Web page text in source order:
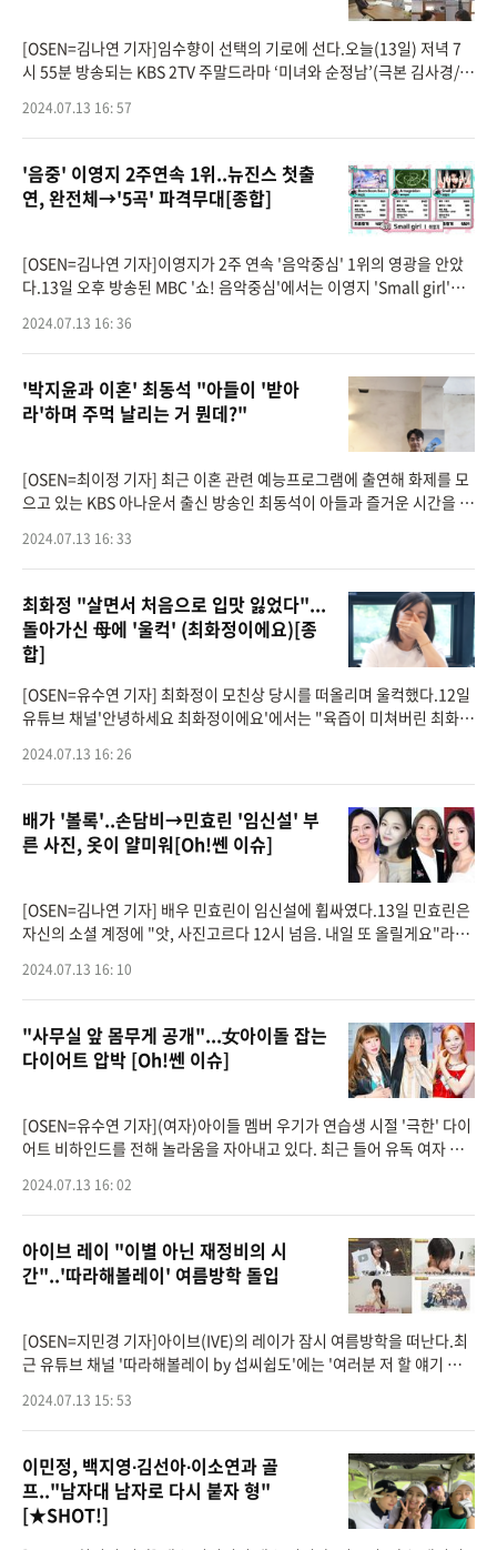
[OSEN=김나연 기자]임수향이 선택의 기로에 선다.오늘(13일) 저녁 7
시 55분 방송되는 KBS 2TV 주말드라마 ‘미녀와 순정남’(극본 김사경/
기에 처한 백미
2024.07.13 16: 57
'음중' 이영지 2주연속 1위..뉴진스 첫출
연, 완전체→'5곡' 파격무대[종합]
[OSEN=김나연 기자]이영지가 2주 연속 '음악중심' 1위의 영광을 안았
다.13일 오후 방송된 MBC '쇼! 음악중심'에서는 이영지 'Small girl'가
제치고 7월 둘째주 1위를 차지했다.이날 방송
2024.07.13 16: 36
'박지윤과 이혼' 최동석 "아들이 '받아
라'하며 주먹 날리는 거 뭔데?"
[OSEN=최이정 기자] 최근 이혼 관련 예능프로그램에 출연해 화제를 모
으고 있는 KBS 아나운서 출신 방송인 최동석이 아들과 즐거운 시간을 가
막에 이런 자
2024.07.13 16: 33
최화정 "살면서 처음으로 입맛 잃었다"...
돌아가신 母에 '울컥' (최화정이에요)[종
합]
[OSEN=유수연 기자] 최화정이 모친상 당시를 떠올리며 울컥했다.12일
유튜브 채널'안녕하세요 최화정이에요'에서는 "육즙이 미쳐버린 최화정
개된 영상
2024.07.13 16: 26
배가 '볼록'..손담비→민효린 '임신설' 부
른 사진, 옷이 얄미워[Oh!쎈 이슈]
[OSEN=김나연 기자] 배우 민효린이 임신설에 휩싸였다.13일 민효린은
자신의 소셜 계정에 "앗, 사진고르다 12시 넘음. 내일 또 올릴게요"라는
는 공간
2024.07.13 16: 10
"사무실 앞 몸무게 공개"...女아이돌 잡는
다이어트 압박 [Oh!쎈 이슈]
[OSEN=유수연 기자](여자)아이들 멤버 우기가 연습생 시절 '극한' 다이
어트 비하인드를 전해 놀라움을 자아내고 있다. 최근 들어 유독 여자 아
지난 12일,유튜
2024.07.13 16: 02
아이브 레이 "이별 아닌 재정비의 시
간"..'따라해볼레이' 여름방학 돌입
[OSEN=지민경 기자]아이브(IVE)의 레이가 잠시 여름방학을 떠난다.최
근 유튜브 채널 '따라해볼레이 by 섭씨쉽도'에는 '여러분 저 할 얘기 있
기분 좋은 인사를
2024.07.13 15: 53
이민정, 백지영∙김선아∙이소연과 골
프.."남자대 남자로 다시 붙자 형"
[★SHOT!]